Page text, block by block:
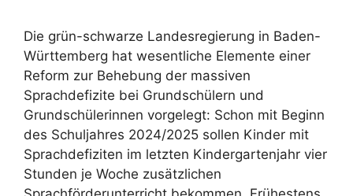
Die grün-schwarze Landesregierung in Baden-
Württemberg hat wesentliche Elemente einer
Reform zur Behebung der massiven
Sprachdefizite bei Grundschülern und
Grundschülerinnen vorgelegt: Schon mit Beginn
des Schuljahres 2024/2025 sollen Kinder mit
Sprachdefiziten im letzten Kindergartenjahr vier
Stunden je Woche zusätzlichen